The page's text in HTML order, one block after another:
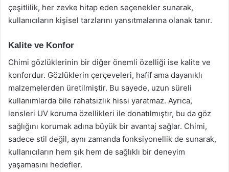
çeşitlilik, her zevke hitap eden seçenekler sunarak,
kullanıcıların kişisel tarzlarını yansıtmalarına olanak tanır.
Kalite ve Konfor
Chimi gözlüklerinin bir diğer önemli özelliği ise kalite ve
konfordur. Gözlüklerin çerçeveleri, hafif ama dayanıklı
malzemelerden üretilmiştir. Bu sayede, uzun süreli
kullanımlarda bile rahatsızlık hissi yaratmaz. Ayrıca,
lensleri UV koruma özellikleri ile donatılmıştır, bu da göz
sağlığını korumak adına büyük bir avantaj sağlar. Chimi,
sadece stil değil, aynı zamanda fonksiyonellik de sunarak,
kullanıcıların hem şık hem de sağlıklı bir deneyim
yaşamasını hedefler.